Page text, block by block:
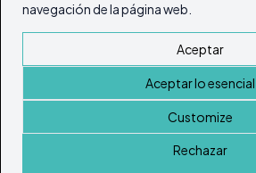
navegación de la página web.
Aceptar
Aceptar lo esencial
Customize
Rechazar